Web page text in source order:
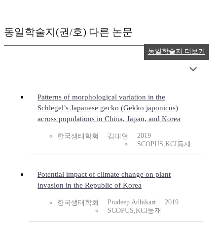
동일학술지(권/호) 다른 논문
Patterns of morphological variation in the
Schlegel’s Japanese gecko (Gekko japonicus)
across populations in China, Japan, and Korea
한국생태학회 김대인
2019
SCOPUS,KCI등재
Potential impact of climate change on plant
invasion in the Republic of Korea
한국생태학회 Pradeep Adhikari
2019
SCOPUS,KCI등재
동일학술지 더보기